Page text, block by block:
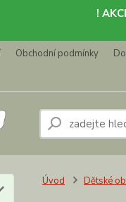
!
Obchodní podmínky
Úvod Dětské